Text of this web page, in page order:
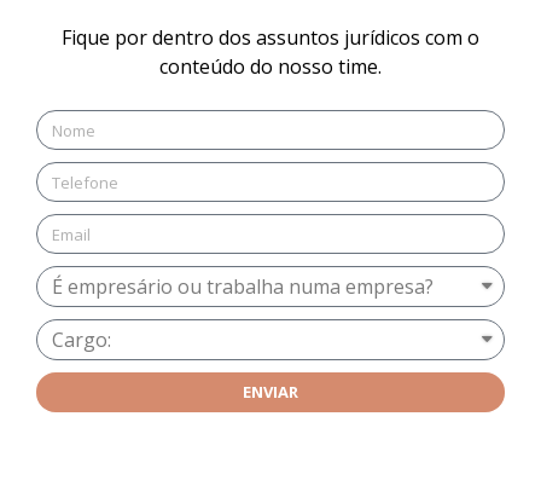
Fique por dentro dos assuntos jurídicos com o
conteúdo do nosso time.
ENVIAR